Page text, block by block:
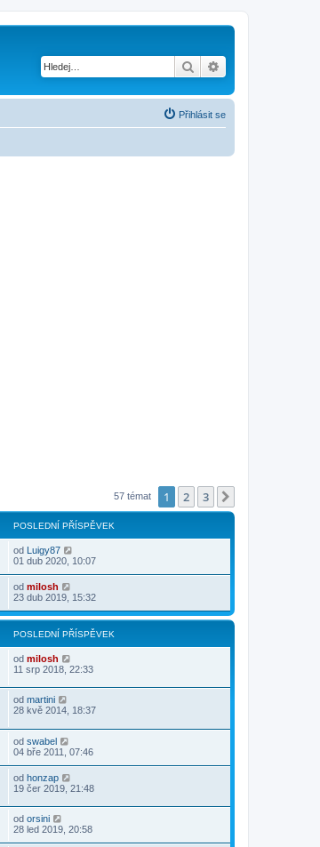
Hledat
Přihlásit se
57 témat 1 2 3
POSLEDNÍ PŘÍSPĚVEK
od Luigy87
01 dub 2020, 10:07
od milosh
23 dub 2019, 15:32
POSLEDNÍ PŘÍSPĚVEK
od milosh
11 srp 2018, 22:33
od martini
28 kvě 2014, 18:37
od swabel
04 bře 2011, 07:46
od honzap
19 čer 2019, 21:48
od orsini
28 led 2019, 20:58